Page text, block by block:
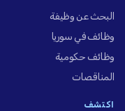
البحث عن وظيفة
وظائف في سوريا
وظائف حكومية
المناقصات
اكتشف